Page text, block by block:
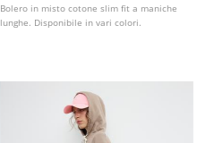
Bolero in misto cotone slim fit a maniche
lunghe. Disponibile in vari colori.